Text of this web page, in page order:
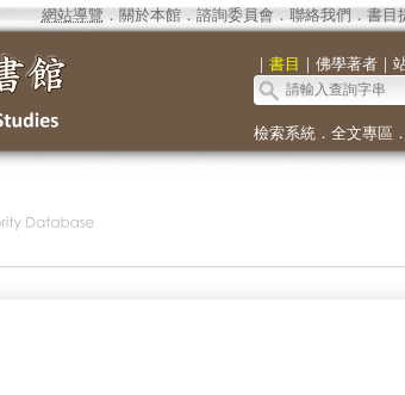
網站導覽 ． 關於本館． 諮詢委員會． 聯絡我們 ． 書目
｜ 書目 ｜ 佛學著者｜
檢索系統． 全文專區 ．